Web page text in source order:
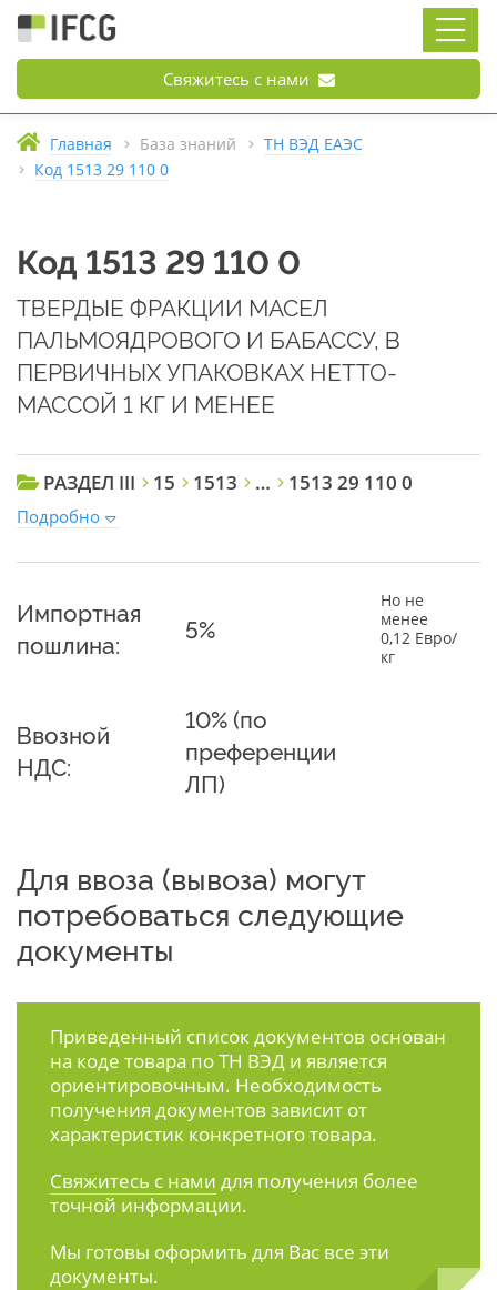
Свяжитесь с нами
Главная База знаний
ТН ВЭД ЕАЭС
Код 1513 29 110 0
Код 1513 29 110 0
ТВЕРДЫЕ ФРАКЦИИ МАСЕЛ
ПАЛЬМОЯДРОВОГО И БАБАССУ, В
ПЕРВИЧНЫХ УПАКОВКАХ НЕТТО-
МАССОЙ 1 КГ И МЕНЕЕ
РАЗДЕЛ III 15 1513 … 1513 29 110 0
Подробно
Импортная
пошлина:
5%
Но не
менее
0,12 Евро/
кг
Ввозной
НДС:
10% (по
преференции
ЛП)
Для ввоза (вывоза) могут
потребоваться следующие
документы
Приведенный список документов основан
на коде товара по ТН ВЭД и является
ориентировочным. Необходимость
получения документов зависит от
характеристик конкретного товара.
Свяжитесь с нами для получения более
точной информации.
Мы готовы оформить для Вас все эти
документы.